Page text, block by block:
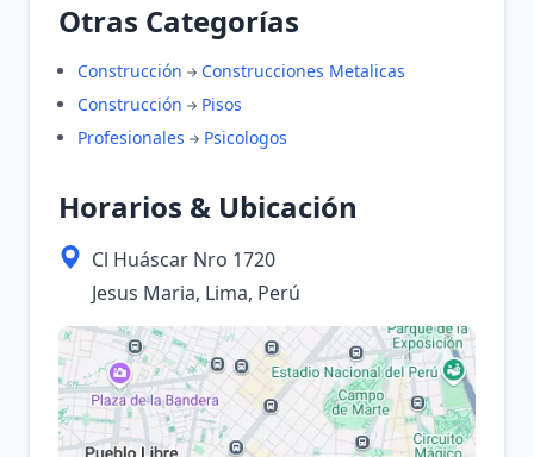
Otras Categorías
Construcción
Construcciones Metalicas
Construcción
Pisos
Profesionales
Psicologos
Horarios & Ubicación
Cl Huáscar Nro 1720
Jesus Maria, Lima, Perú